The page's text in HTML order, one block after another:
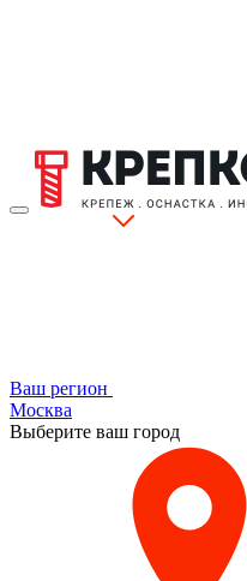
Ваш регион
Москва
Выберите ваш город